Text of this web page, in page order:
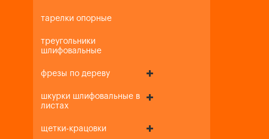
тарелки опорные
треугольники
шлифовальные
фрезы по дереву
шкурки шлифовальные в
листах
щетки-крацовки